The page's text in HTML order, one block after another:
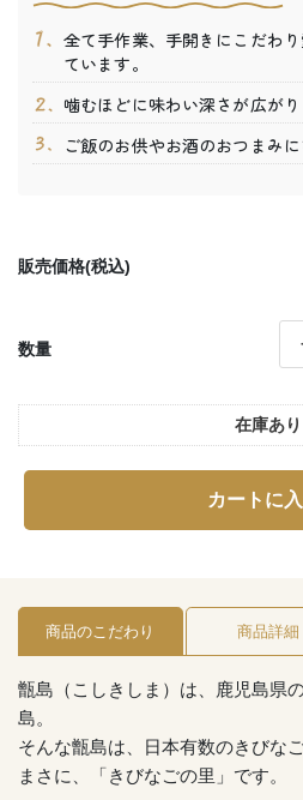
全て手作業、手開きにこだわ
ています。
噛むほどに味わい深さが広がり
ご飯のお供やお酒のおつまみに
販売価格(税込)
数量
在庫あり
カートに
商品のこだわり 商品詳細
甑島（こしきしま）は、鹿児島県
島。
そんな甑島は、日本有数のきびな
まさに、「きびなごの里」です。